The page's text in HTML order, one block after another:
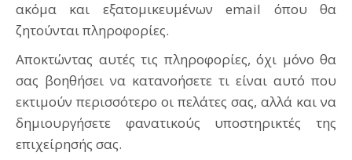
ακόμα και εξατομικευμένων email όπου θα
ζητούνται πληροφορίες.
Αποκτώντας αυτές τις πληροφορίες, όχι μόνο θα
σας βοηθήσει να κατανοήσετε τι είναι αυτό που
εκτιμούν περισσότερο οι πελάτες σας, αλλά και να
δημιουργήσετε φανατικούς υποστηρικτές της
επιχείρησής σας.